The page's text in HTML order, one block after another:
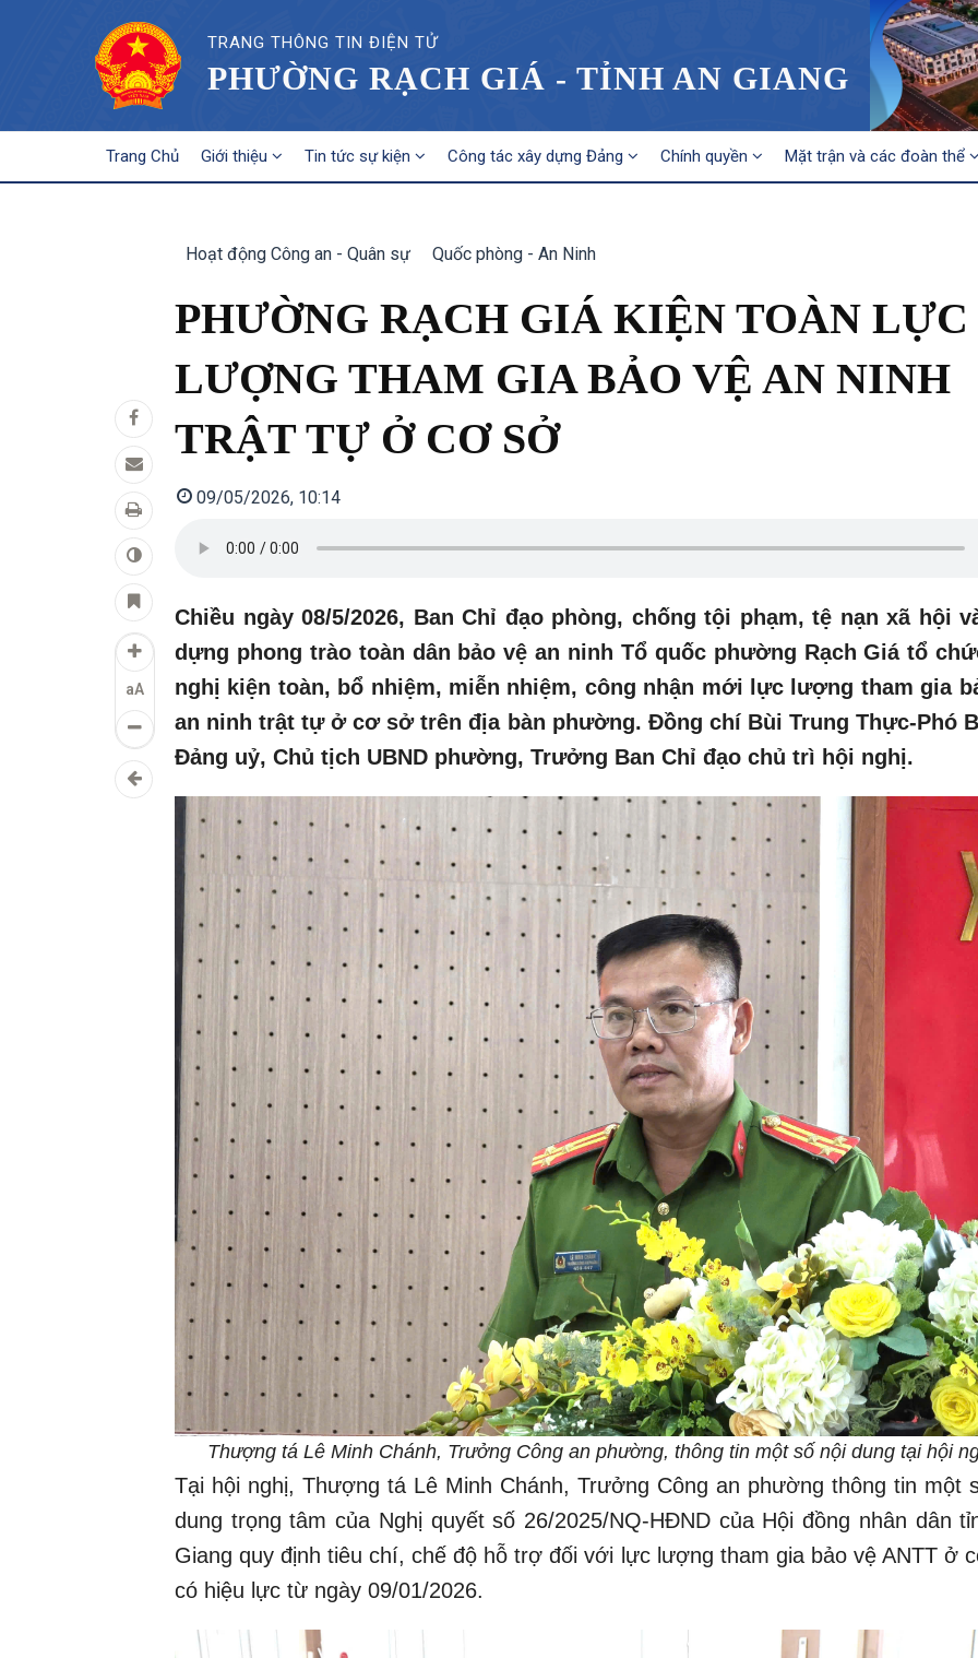
TRANG THÔNG TIN ĐIỆN TỬ
PHƯỜNG RẠCH GIÁ - TỈNH AN GIANG
NAVIGATION
Trang Chủ Giới thiệu Tin tức sự kiện Công tác xây dựng Đảng Chính quyền Mặt trận và các đoàn thể
aA
Hoạt động Công an - Quân sự Quốc phòng - An Ninh
PHƯỜNG RẠCH GIÁ KIỆN TOÀN LỰC
LƯỢNG THAM GIA BẢO VỆ AN NINH
TRẬT TỰ Ở CƠ SỞ
09/05/2026, 10:14
Chiều ngày 08/5/2026, Ban Chỉ đạo phòng, chống tội phạm, tệ nạn xã hội
dựng phong trào toàn dân bảo vệ an ninh Tổ quốc phường Rạch Giá tổ
nghị kiện toàn, bổ nhiệm, miễn nhiệm, công nhận mới lực lượng tham gia
an ninh trật tự ở cơ sở trên địa bàn phường. Đồng chí Bùi Trung Thực-Phó
Đảng uỷ, Chủ tịch UBND phường, Trưởng Ban Chỉ đạo chủ trì hội nghị.
Thượng tá Lê Minh Chánh, Trưởng Công an phường, thông tin một số nội dung tại hội
Tại hội nghị, Thượng tá Lê Minh Chánh, Trưởng Công an phường thông tin một
dung trọng tâm của Nghị quyết số 26/2025/NQ-HĐND của Hội đồng nhân dân
Giang quy định tiêu chí, chế độ hỗ trợ đối với lực lượng tham gia bảo vệ ANTT ở
có hiệu lực từ ngày 09/01/2026.